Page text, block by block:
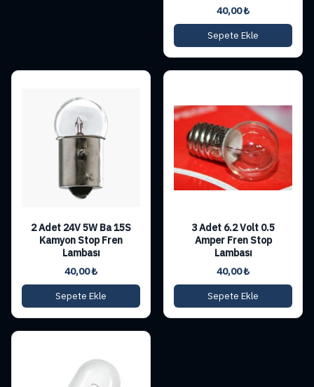
40,00₺
Sepete Ekle
2 Adet 24V 5W Ba 15S
Kamyon Stop Fren
Lambası
40,00₺
Sepete Ekle
3 Adet 6.2 Volt 0.5
Amper Fren Stop
Lambası
40,00₺
Sepete Ekle